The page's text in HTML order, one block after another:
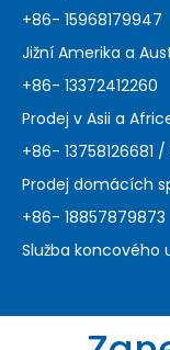
+86- 15968179947
Jižní Amerika a
+86- 13372412260
Prodej v Asii a
+86- 13758126681
Prodej domácích
+86- 18857879873
Služba koncového